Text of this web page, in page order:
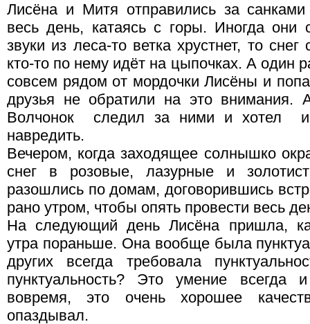
Лисёна и Митя отправились за
весь день, катаясь с горы. Иногда они
звуки из леса-то ветка хрустнет, то снег
кто-то по нему идёт на цыпочках. А один
совсем рядом от мордочки Лисёны и
друзья не обратили на это внимания.
Волчонок следил за ними и хотел
навредить.
Вечером, когда заходящее солнышко
снег в розовые, лазурные и
разошлись по домам, договорившись
рано утром, чтобы опять провести весь
На следующий день Лисёна пришла,
утра пораньше. Она вообще была
других всегда требовала
пунктуальность? Это умение всегда
вовремя, это очень хорошее
опаздывал.